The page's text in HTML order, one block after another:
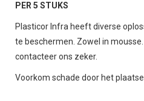
PER 5 STUKS
Plasticor Infra heeft diverse
te beschermen. Zowel in
contacteer ons zeker.
Voorkom schade door het